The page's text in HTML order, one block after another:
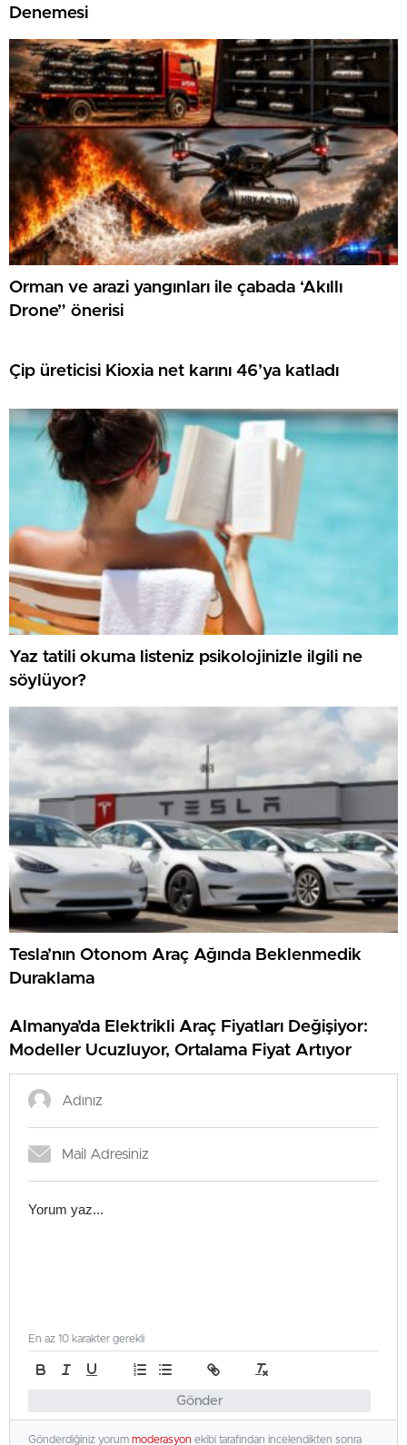
Denemesi
Orman ve arazi yangınları ile çabada ‘Akıllı
Drone” önerisi
Çip üreticisi Kioxia net karını 46’ya katladı
Yaz tatili okuma listeniz psikolojinizle ilgili ne
söylüyor?
Tesla’nın Otonom Araç Ağında Beklenmedik
Duraklama
Almanya’da Elektrikli Araç Fiyatları Değişiyor:
Modeller Ucuzluyor, Ortalama Fiyat Artıyor
Gönder
En az 10 karakter gerekli
Gönderdiğiniz yorum moderasyon ekibi tarafından incelendikten sonra